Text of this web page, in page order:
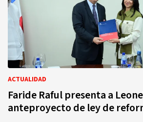
ACTUALIDAD
Faride Raful presenta a
anteproyecto de ley de